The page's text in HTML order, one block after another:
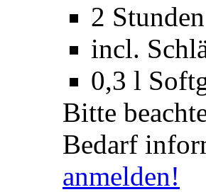
2
incl.
0,3 l
Bitte
Bedarf
anmelden!